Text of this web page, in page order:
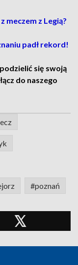
meczem z Legią?
padł rekord!
się swoją
do naszego
#poznań